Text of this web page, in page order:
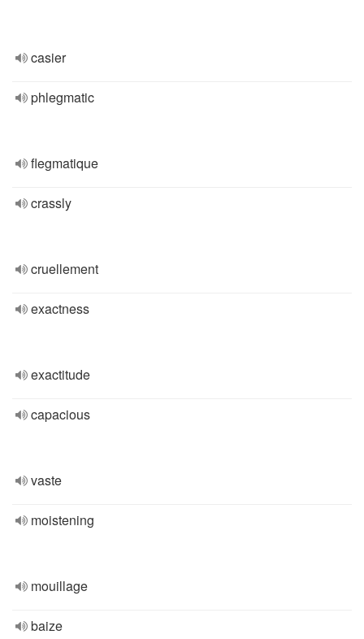
casier
phlegmatic
flegmatique
crassly
cruellement
exactness
exactitude
capacious
vaste
moistening
mouillage
baize